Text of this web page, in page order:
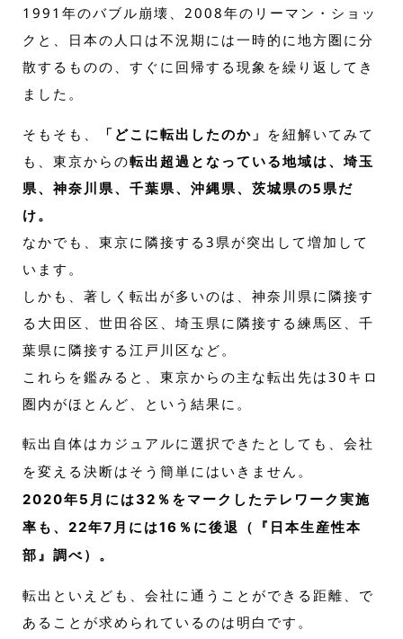
1991年のバブル崩壊、2008年のリーマン・ショッ
クと、日本の人口は不況期には一時的に地方圏に分
散するものの、すぐに回帰する現象を繰り返してき
ました。
そもそも、 「どこに転出したのか」 を紐解いてみて
も、東京からの転出超過となっている地域は、埼玉
県、神奈川県、千葉県、沖縄県、茨城県の5県だ
け。
なかでも、東京に隣接する3県が突出して増加して
います。
しかも、著しく転出が多いのは、神奈川県に隣接す
る大田区、世田谷区、埼玉県に隣接する練馬区、千
葉県に隣接する江戸川区など。
これらを鑑みると、東京からの主な転出先は30キロ
圏内がほとんど、という結果に。
転出自体はカジュアルに選択できたとしても、会社
を変える決断はそう簡単にはいきません。
2020年5月には32％をマークしたテレワーク実施
率も、22年7月には16％に後退（『日本生産性本
部』調べ）。
転出といえども、会社に通うことができる距離、で
あることが求められているのは明白です。